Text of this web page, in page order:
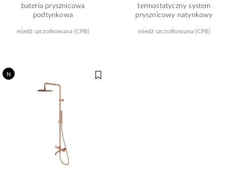
bateria prysznicowa
podtynkowa
miedź szczotkowana (CPB)
termostatyczny system
prysznicowy natynkowy
miedź szczotkowana (CPB)
N